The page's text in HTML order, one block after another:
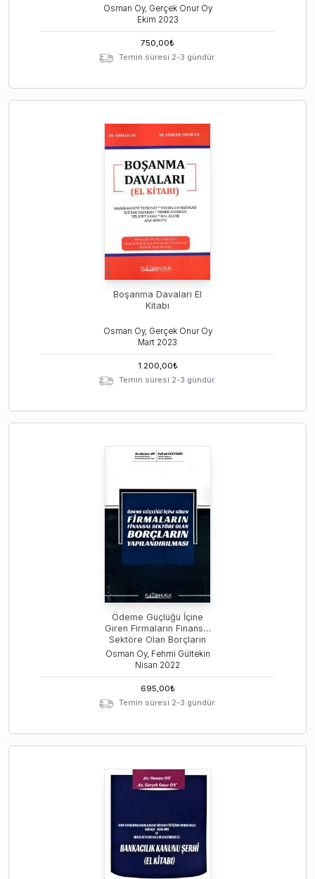
Osman Oy, Gerçek Onur Oy
Ekim 2023
750,00₺
Temin süresi 2-3 gündür.
Boşanma Davaları El
Kitabı
Osman Oy, Gerçek Onur Oy
Mart 2023
1.200,00₺
Temin süresi 2-3 gündür.
Ödeme Güçlüğü İçine
Giren Firmaların Finansal
Sektöre Olan Borçların
Yapılandırılması
Osman Oy, Fehmi Gültekin
Nisan 2022
695,00₺
Temin süresi 2-3 gündür.